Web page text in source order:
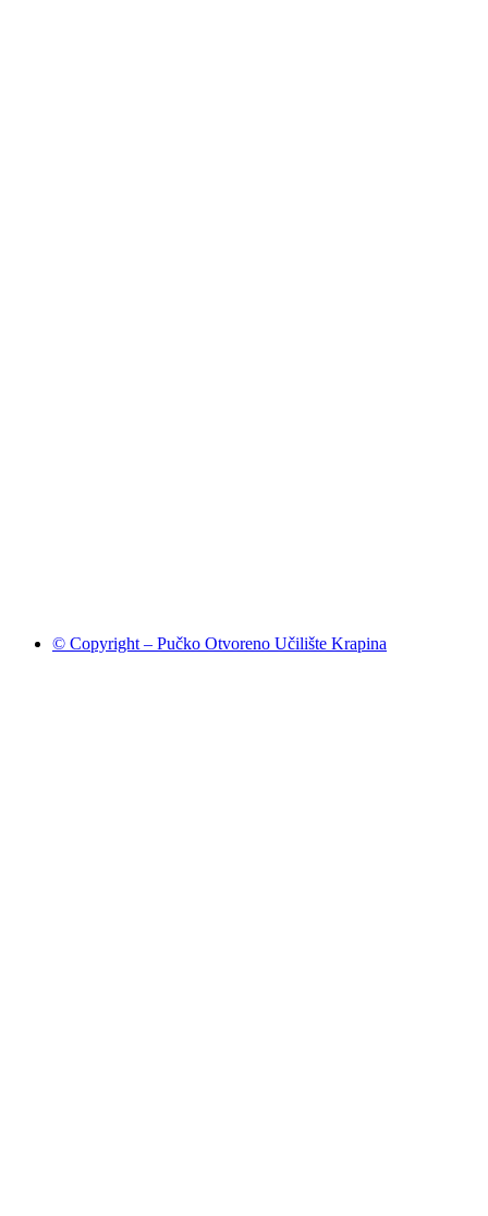
© Copyright – Pučko Otvoreno Učilište Krapina